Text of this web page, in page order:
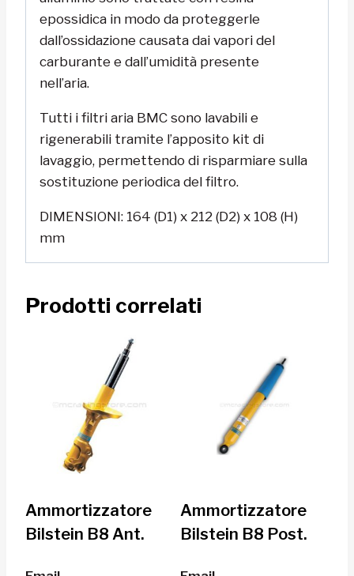
epossidica in modo da proteggerle
dall’ossidazione causata dai vapori del
carburante e dall’umidità presente
nell’aria.
Tutti i filtri aria BMC sono lavabili e
rigenerabili tramite l’apposito kit di
lavaggio, permettendo di risparmiare sulla
sostituzione periodica del filtro.
DIMENSIONI: 164 (D1) x 212 (D2) x 108 (H)
mm
Prodotti correlati
Ammortizzatore
Bilstein B8 Ant.
Ammortizzatore
Bilstein B8 Post.